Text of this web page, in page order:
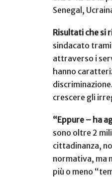
Senegal,
Risultati che si
sindacato
attraverso i
hanno
crescere gli
“Eppure – ha
sono oltre 2
cittadinanza,
normativa, ma
più o meno